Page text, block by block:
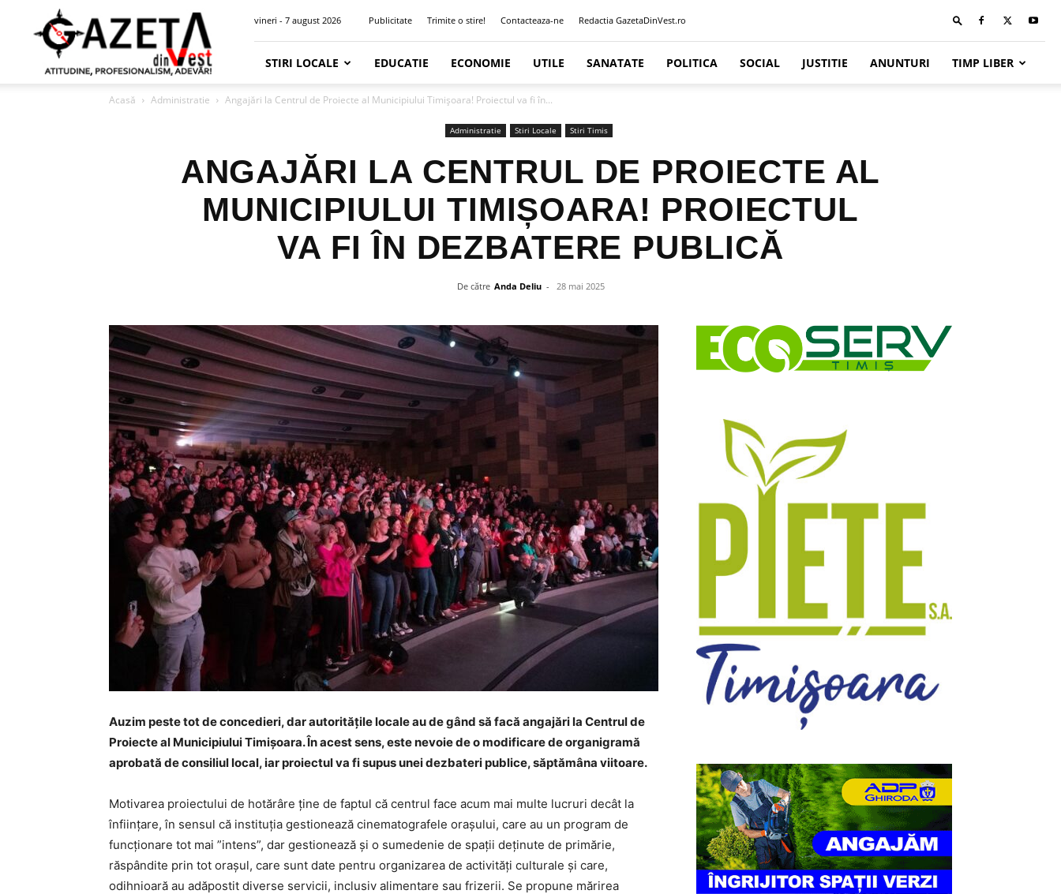
Gazeta
din
Vest
vineri - 7 august 2026 Publicitate Trimite o stire! Contacteaza-ne Redactia GazetaDinVest.ro
STIRI LOCALE EDUCATIE ECONOMIE UTILE SANATATE POLITICA SOCIAL JUSTITIE ANUNTURI TIMP LIBER
Acasă Administratie Angajări la Centrul de Proiecte al Municipiului Timișoara! Proiectul va fi în...
Administratie Stiri Locale Stiri Timis
ANGAJĂRI LA CENTRUL DE PROIECTE AL
MUNICIPIULUI TIMIȘOARA! PROIECTUL
VA FI ÎN DEZBATERE PUBLICĂ
De către Anda Deliu - 28 mai 2025
Auzim peste tot de concedieri, dar autoritățile locale au de gând să facă angajări la Centrul de
Proiecte al Municipiului Timișoara. În acest sens, este nevoie de o modificare de organigramă
aprobată de consiliul local, iar proiectul va fi supus unei dezbateri publice, săptămâna viitoare.
Motivarea proiectului de hotărâre ține de faptul că centrul face acum mai multe lucruri decât la
înființare, în sensul că instituția gestionează cinematografele orașului, care au un program de
funcționare tot mai ”intens”, dar gestionează și o sumedenie de spații deținute de primărie,
răspândite prin tot orașul, care sunt date pentru organizarea de activități culturale și care,
odihnioară au adăpostit diverse servicii, inclusiv alimentare sau frizerii. Se propune mărirea